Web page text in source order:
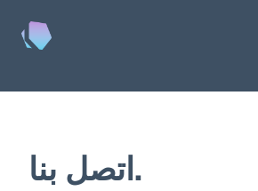
Keychain
اتصل بنا.